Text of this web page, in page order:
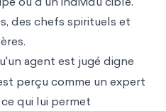
des chefs spirituels et
agent est jugé digne
perçu comme un expert
qui lui permet